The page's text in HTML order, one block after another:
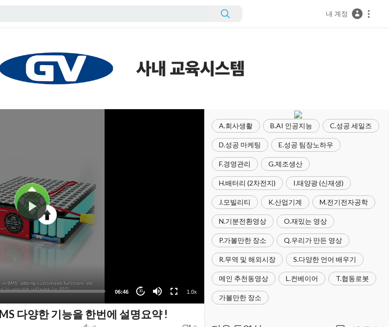
내 계정
06:46 30 1.0x
A.회사생활 B.AI 인공지능 C.성공 세일즈
D.성공 마케팅 E.성공 팀장노하우
F.경영관리 G.제조생산
H.배터리 (2차전지) I.태양광 (신재생)
J.모빌리티 K.산업기계 M.전기전자공학
N.기분전환영상 O.재밌는 영상
P.가볼만한 장소 Q.우리가 만든 영상
R.무역 및 해외시장 S.다양한 언어 배우기
메인 추천동영상 L.컨베이어 T.협동로봇
가볼만한 장소
다양한 기능을 한번에 설명요약 !